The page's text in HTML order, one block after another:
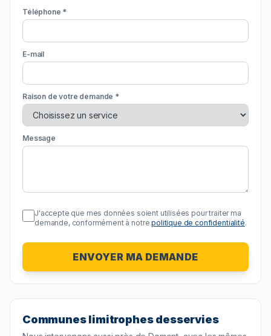
Téléphone *
E-mail
Raison de votre demande *
Message
J'accepte que mes données soient utilisées pour traiter ma
demande, conformément à notre politique de confidentialité.
ENVOYER MA DEMANDE
Communes limitrophes desservies